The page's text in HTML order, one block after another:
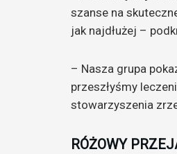
szanse na
jak najdłużej –
– Nasza grupa
przeszłyśmy
stowarzyszenia
RÓŻOWY